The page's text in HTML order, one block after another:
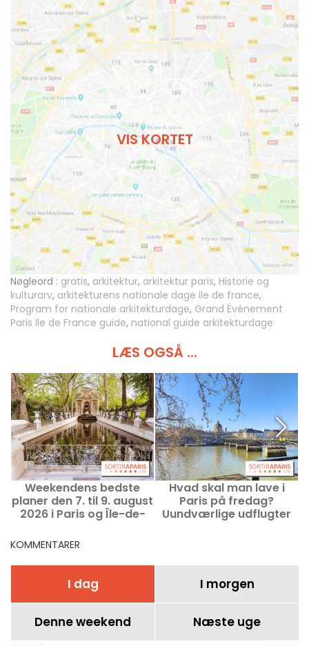
VIS KORTET
Nøgleord : gratis, arkitektur, arkitektur paris, Historie og
kulturarv, arkitekturens nationale dage ile de france,
Program for nationale arkitekturdage, Grand Événement
Paris Ile de France guide, national guide arkitekturdage
LÆS OGSÅ ...
Weekendens bedste
planer den 7. til 9. august
2026 i Paris og Île-de-
Hvad skal man lave i
Paris på fredag?
Uundværlige udflugter
KOMMENTARER
I dag I morgen
Denne weekend Næste uge